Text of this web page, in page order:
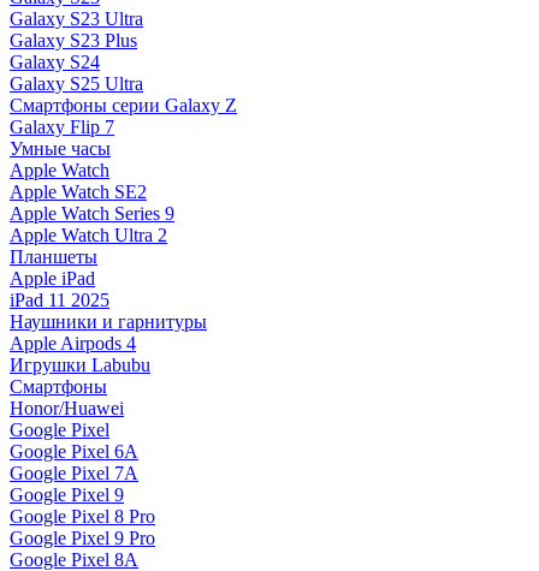
Galaxy S23 Ultra
Galaxy S23 Plus
Galaxy S24
Galaxy S25 Ultra
Смартфоны серии Galaxy Z
Galaxy Flip 7
Умные часы
Apple Watch
Apple Watch SE2
Apple Watch Series 9
Apple Watch Ultra 2
Планшеты
Apple iPad
iPad 11 2025
Наушники и гарнитуры
Apple Airpods 4
Игрушки Labubu
Смартфоны
Honor/Huawei
Google Pixel
Google Pixel 6A
Google Pixel 7А
Google Pixel 9
Google Pixel 8 Pro
Google Pixel 9 Pro
Google Pixel 8A